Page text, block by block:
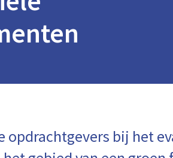
opdrachtgevers bij het